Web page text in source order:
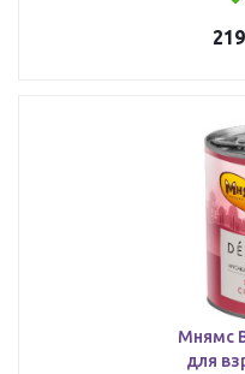
219
Мнямс
для